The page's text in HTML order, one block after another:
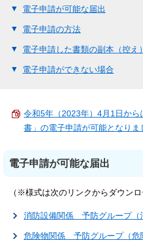
電子申請が可能な届出
電子申請の方法
電子申請した書類の副本（控え
電子申請ができない場合
令和5年（2023年）4月1日か
書」の電子申請が可能となりま
電子申請が可能な届出
（※様式は次のリンクからダウンロ
消防設備関係 予防グループ（
危険物関係 予防グループ（危